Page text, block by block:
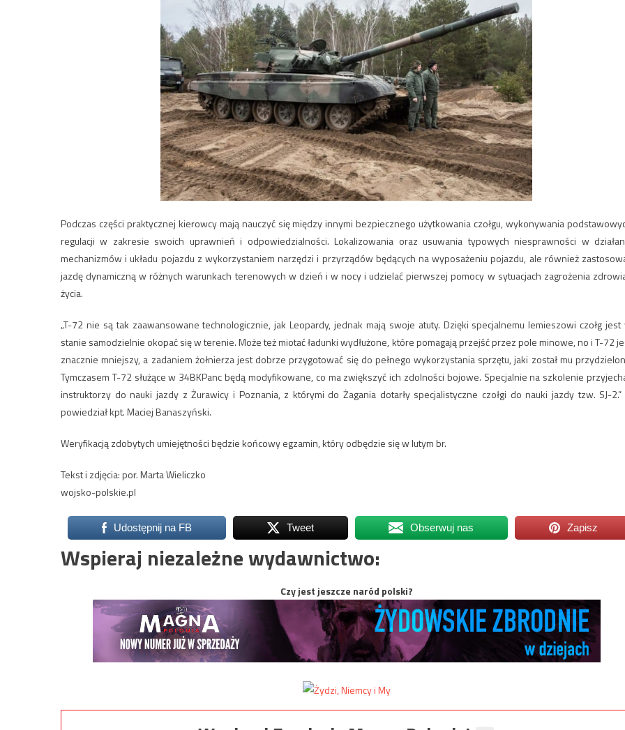
Podczas części praktycznej kierowcy mają nauczyć się między innymi bezpiecznego użytkowania czołgu, wykonywania
regulacji w zakresie swoich uprawnień i odpowiedzialności. Lokalizowania oraz usuwania typowych niesprawności w
mechanizmów i układu pojazdu z wykorzystaniem narzędzi i przyrządów będących na wyposażeniu pojazdu, ale również
jazdę dynamiczną w różnych warunkach terenowych w dzień i w nocy i udzielać pierwszej pomocy w sytuacjach zagrożenia
życia.
„T-72 nie są tak zaawansowane technologicznie, jak Leopardy, jednak mają swoje atuty. Dzięki specjalnemu lemieszowi czołg jest
stanie samodzielnie okopać się w terenie. Może też miotać ładunki wydłużone, które pomagają przejść przez pole minowe, no i T-72
znacznie mniejszy, a zadaniem żołnierza jest dobrze przygotować się do pełnego wykorzystania sprzętu, jaki został mu
Tymczasem T-72 służące w 34BKPanc będą modyfikowane, co ma zwiększyć ich zdolności bojowe. Specjalnie na szkolenie
instruktorzy do nauki jazdy z Żurawicy i Poznania, z którymi do Żagania dotarły specjalistyczne czołgi do nauki jazdy tzw. SJ-
powiedział kpt. Maciej Banaszyński.
Weryfikacją zdobytych umiejętności będzie końcowy egzamin, który odbędzie się w lutym br.
Tekst i zdjęcia: por. Marta Wieliczko
wojsko-polskie.pl
Udostępnij na FB Tweet Obserwuj nas Zapisz
Wspieraj niezależne wydawnictwo:
Czy jest jeszcze naród polski?